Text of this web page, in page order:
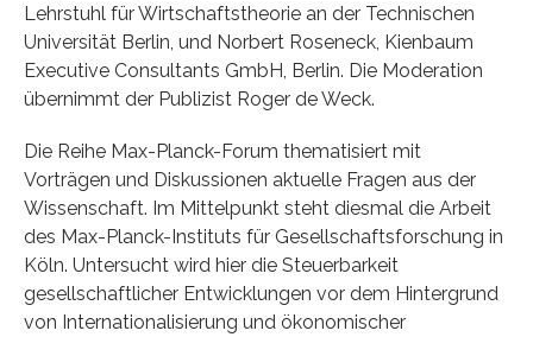
Lehrstuhl für Wirtschaftstheorie an der Technischen
Universität Berlin, und Norbert Roseneck, Kienbaum
Executive Consultants GmbH, Berlin. Die Moderation
übernimmt der Publizist Roger de Weck.
Die Reihe Max-Planck-Forum thematisiert mit
Vorträgen und Diskussionen aktuelle Fragen aus der
Wissenschaft. Im Mittelpunkt steht diesmal die Arbeit
des Max-Planck-Instituts für Gesellschaftsforschung in
Köln. Untersucht wird hier die Steuerbarkeit
gesellschaftlicher Entwicklungen vor dem Hintergrund
von Internationalisierung und ökonomischer